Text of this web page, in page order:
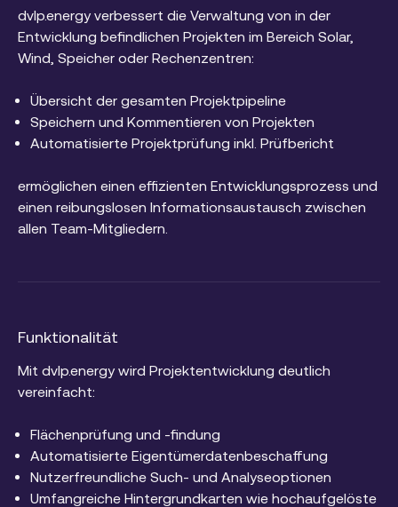
dvlp.energy verbessert die Verwaltung von in der
Entwicklung befindlichen Projekten im Bereich Solar,
Wind, Speicher oder Rechenzentren:
Übersicht der gesamten Projektpipeline
Speichern und Kommentieren von Projekten
Automatisierte Projektprüfung inkl. Prüfbericht
ermöglichen einen effizienten Entwicklungsprozess und
einen reibungslosen Informationsaustausch zwischen
allen Team-Mitgliedern.
Funktionalität
Mit dvlp.energy wird Projektentwicklung deutlich
vereinfacht:
Flächenprüfung und -findung
Automatisierte Eigentümerdatenbeschaffung
Nutzerfreundliche Such- und Analyseoptionen
Umfangreiche Hintergrundkarten wie hochaufgelöste